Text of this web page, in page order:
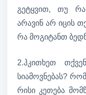
გეტყვით, თუ რა
არავინ არ იცის
რა მოგიტანთ
2.ჰკითხეთ
სიამოვნებას?
რისი კეთება